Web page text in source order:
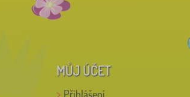
MŮJ ÚČET
Přihlášení